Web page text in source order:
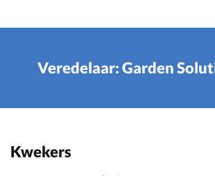
Veredelaar: Garden
Kwekers